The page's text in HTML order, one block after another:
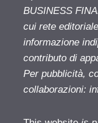
BUSINESS
cui rete
informazione
contributo di
Per pubblicità,
collaborazioni: